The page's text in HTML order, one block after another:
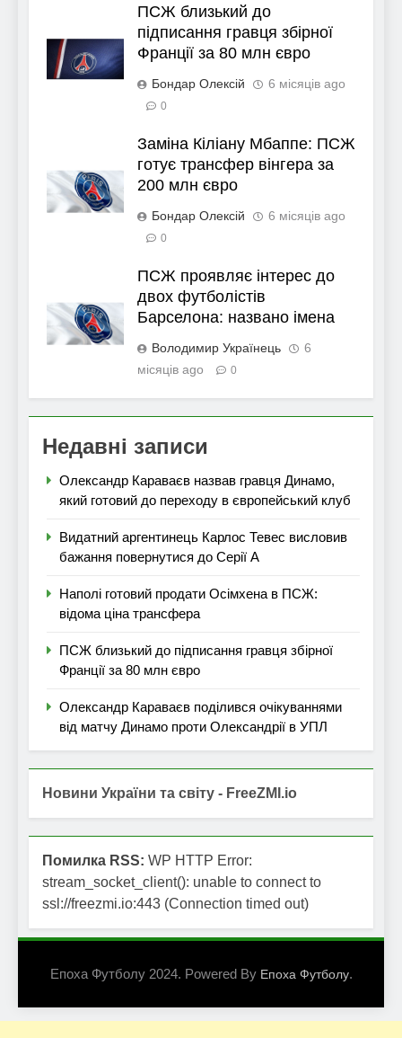
ПСЖ близький до
підписання гравця збірної
Франції за 80 млн євро
Бондар Олексій 6 місяців ago
0
Заміна Кіліану Мбаппе: ПСЖ
готує трансфер вінгера за
200 млн євро
Бондар Олексій 6 місяців ago
0
ПСЖ проявляє інтерес до
двох футболістів
Барселона: названо імена
Володимир Українець
6
місяців ago
0
Недавні записи
Олександр Караваєв назвав гравця Динамо,
який готовий до переходу в європейський клуб
Видатний аргентинець Карлос Тевес висловив
бажання повернутися до Серії А
Наполі готовий продати Осімхена в ПСЖ:
відома ціна трансфера
ПСЖ близький до підписання гравця збірної
Франції за 80 млн євро
Олександр Караваєв поділився очікуваннями
від матчу Динамо проти Олександрії в УПЛ
Новини України та світу - FreeZMI.io
Помилка RSS: WP HTTP Error:
stream_socket_client(): unable to connect to
ssl://freezmi.io:443 (Connection timed out)
Епоха Футболу 2024. Powered By Епоха Футболу.